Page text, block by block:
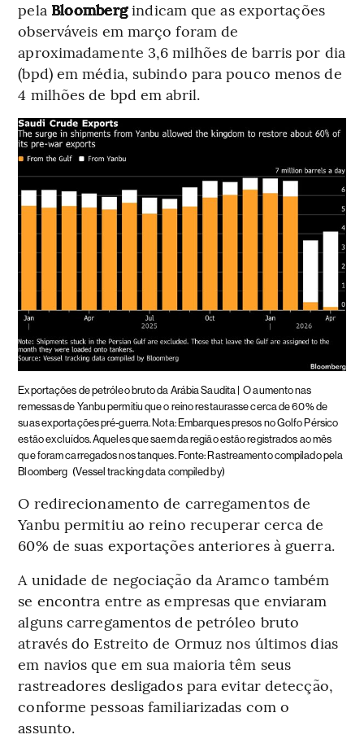
pela Bloombergindicam que as exportações
observáveis em março foram de
aproximadamente 3,6 milhões de barris por dia
(bpd) em média, subindo para pouco menos de
4 milhões de bpd em abril.
Exportações de petróleo bruto da Arábia Saudita |
O aumento nas
remessas de Yanbu permitiu que o reino restaurasse cerca de 60% de
suas exportações pré-guerra. Nota: Embarques presos no Golfo Pérsico
estão excluídos. Aqueles que saem da região estão registrados ao mês
que foram carregados nos tanques. Fonte: Rastreamento compilado pela
Bloomberg (Vessel tracking data compiled by)
O redirecionamento de carregamentos de
Yanbu permitiu ao reino recuperar cerca de
60% de suas exportações anteriores à guerra.
A unidade de negociação da Aramco também
se encontra entre as empresas que enviaram
alguns carregamentos de petróleo bruto
através do Estreito de Ormuz nos últimos dias
em navios que em sua maioria têm seus
rastreadores desligados para evitar detecção,
conforme pessoas familiarizadas com o
assunto.